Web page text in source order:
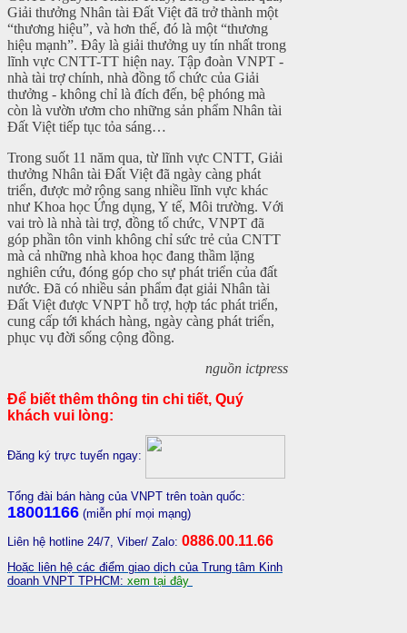
Giải thưởng Nhân tài Đất Việt đã trở thành một
“thương hiệu”, và hơn thế, đó là một “thương
hiệu mạnh”. Đây là giải thưởng uy tín nhất trong
lĩnh vực CNTT-TT hiện nay. Tập đoàn VNPT -
nhà tài trợ chính, nhà đồng tổ chức của Giải
thưởng - không chỉ là đích đến, bệ phóng mà
còn là vườn ươm cho những sản phẩm Nhân tài
Đất Việt tiếp tục tỏa sáng…
Trong suốt 11 năm qua, từ lĩnh vực CNTT, Giải
thưởng Nhân tài Đất Việt đã ngày càng phát
triển, được mở rộng sang nhiều lĩnh vực khác
như Khoa học Ứng dụng, Y tế, Môi trường. Với
vai trò là nhà tài trợ, đồng tổ chức, VNPT đã
góp phần tôn vinh không chỉ sức trẻ của CNTT
mà cả những nhà khoa học đang thầm lặng
nghiên cứu, đóng góp cho sự phát triển của đất
nước. Đã có nhiều sản phẩm đạt giải Nhân tài
Đất Việt được VNPT hỗ trợ, hợp tác phát triển,
cung cấp tới khách hàng, ngày càng phát triển,
phục vụ đời sống cộng đồng.
nguồn ictpress
Để biết thêm thông tin chi tiết, Quý
khách vui lòng:
Đăng ký trực tuyến ngay:
Tổng đài bán hàng của VNPT trên toàn quốc:
18001166 (miễn phí mọi mạng)
Liên hệ hotline 24/7, Viber/ Zalo: 0886.00.11.66
Hoặc liên hệ các điểm giao dịch của Trung tâm Kinh
doanh VNPT TPHCM: xem tại đây